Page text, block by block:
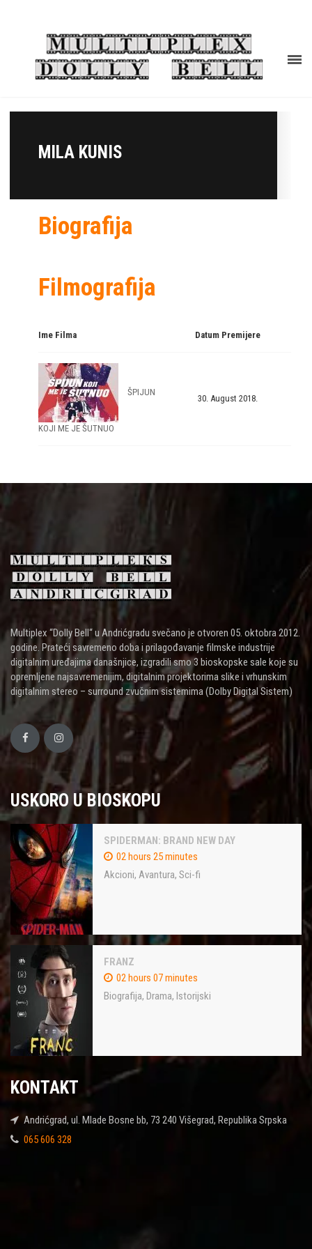
MILA KUNIS
Biografija
Filmografija
Ime Filma Datum Premijere
ŠPIJUN
KOJI ME JE ŠUTNUO
30. August 2018.
Multiplex “Dolly Bell“ u Andrićgradu svečano je otvoren 05. oktobra 2012.
godine. Prateći savremeno doba i prilagođavanje filmske industrije
digitalnim uređajima današnjice, izgradili smo 3 bioskopske sale koje su
opremljene najsavremenijim, digitalnim projektorima slike i vrhunskim
digitalnim stereo – surround zvučnim sistemima (Dolby Digital Sistem)
USKORO U BIOSKOPU
SPIDERMAN: BRAND NEW DAY
02 hours 25 minutes
Akcioni, Avantura, Sci-fi
FRANZ
02 hours 07 minutes
Biografija, Drama, Istorijski
KONTAKT
Andrićgrad, ul. Mlade Bosne bb, 73 240 Višegrad, Republika Srpska
065 606 328